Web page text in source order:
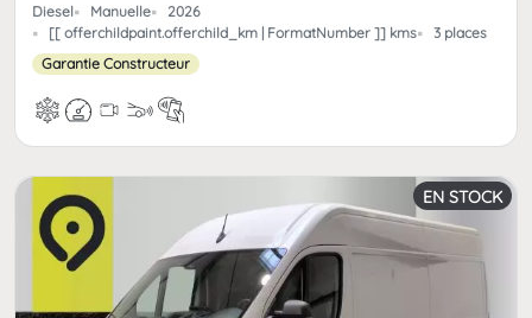
Diesel Manuelle
2026
[[ offerchildpaint.offerchild_km | FormatNumber ]] kms
3 places
Garantie Constructeur
EN STOCK